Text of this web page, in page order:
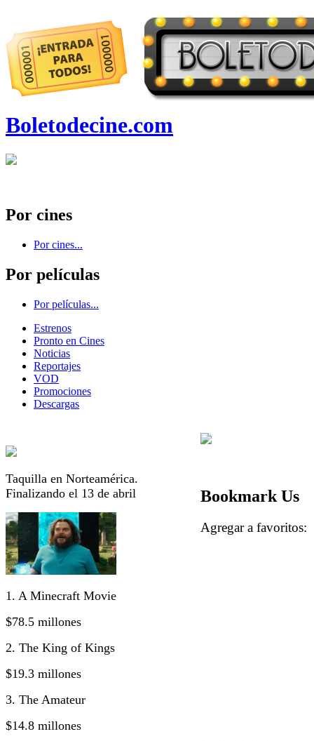
Boletodecine.com
Por cines
Por cines...
Por películas
Por películas...
Estrenos
Pronto en Cines
Noticias
Reportajes
VOD
Promociones
Descargas
Taquilla en Norteamérica.
Finalizando el 13 de abril
1. A Minecraft Movie
$78.5 millones
2. The King of Kings
$19.3 millones
3. The Amateur
$14.8 millones
Bookmark Us
Agregar a